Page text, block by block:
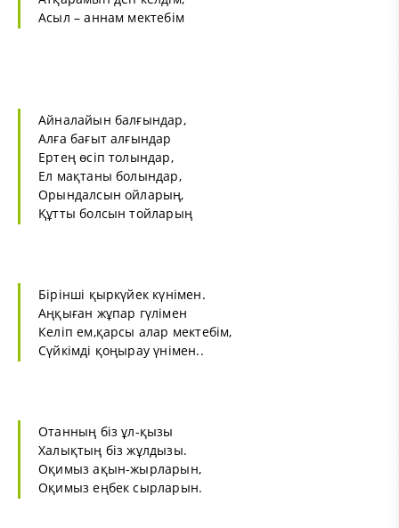
Асыл – аннам мектебім
Айналайын балғындар,
Алға бағыт алғындар
Ертең өсіп толындар,
Ел мақтаны болындар,
Орындалсын ойларың,
Құтты болсын тойларың
Бірінші қыркүйек күнімен.
Аңқыған жұпар гүлімен
Келіп ем,қарсы алар мектебім,
Сүйкімді қоңырау үнімен..
Отанның біз ұл-қызы
Халықтың біз жұлдызы.
Оқимыз ақын-жырларын,
Оқимыз еңбек сырларын.